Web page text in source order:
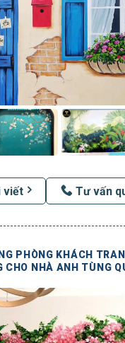
viết Tư vấn
PHÒNG KHÁCH
CHO NHÀ ANH TÙNG